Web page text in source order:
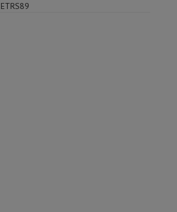
ETRS89